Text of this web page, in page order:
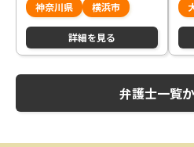
いたします
神奈川県 横浜市
詳細を見る
弁護士一覧